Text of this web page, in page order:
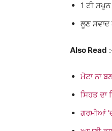
1 ਟੀ
ਲੂਣ ਸਵਾਦ
Also Read
ਮੋਟਾ ਨਾ
ਸਿਹਤ ਦਾ
ਗਰਮੀਆਂ